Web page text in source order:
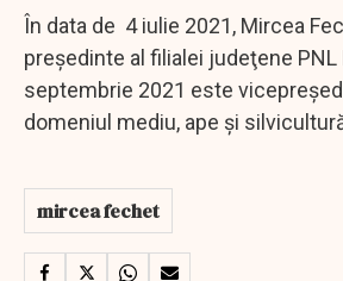
În data de 4 iulie 2021, Mircea
preşedinte al filialei judeţene PNL
septembrie 2021 este
domeniul mediu, ape şi
mircea fechet